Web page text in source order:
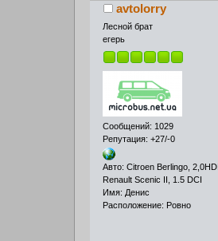
avtolorry
Лесной брат
егерь
Сообщений: 1029
Репутация: +27/-0
Авто: Citroen Berlingo, 2,0HDI,
Renault Scenic II, 1.5 DCI
Имя: Денис
Расположение: Ровно